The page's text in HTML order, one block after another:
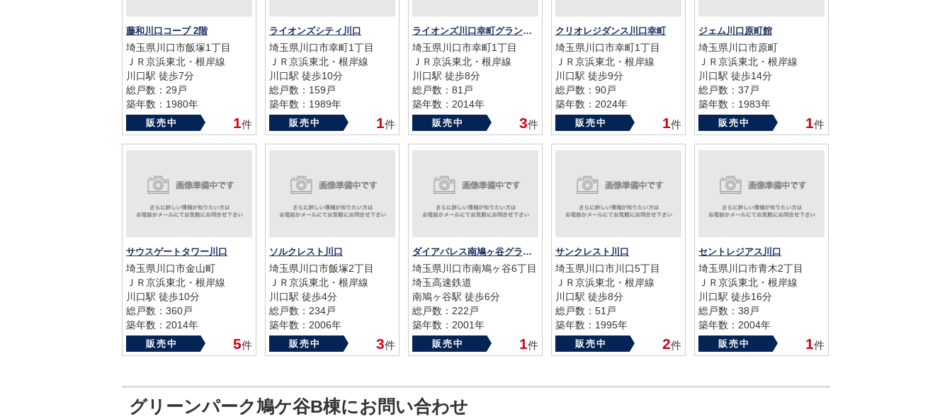
藤和川口コープ 2階
埼玉県川口市飯塚1丁目
ＪＲ京浜東北・根岸線
川口駅 徒歩7分
総戸数：29戸
築年数：1980年
販売中 1件
ライオンズシティ川口
埼玉県川口市幸町1丁目
ＪＲ京浜東北・根岸線
川口駅 徒歩10分
総戸数：159戸
築年数：1989年
販売中 1件
ライオンズ川口幸町グランフォート
埼玉県川口市幸町1丁目
ＪＲ京浜東北・根岸線
川口駅 徒歩8分
総戸数：81戸
築年数：2014年
販売中 3件
クリオレジダンス川口幸町
埼玉県川口市幸町1丁目
ＪＲ京浜東北・根岸線
川口駅 徒歩9分
総戸数：90戸
築年数：2024年
販売中 1件
ジェム川口原町館
埼玉県川口市原町
ＪＲ京浜東北・根岸線
川口駅 徒歩14分
総戸数：37戸
築年数：1983年
販売中 1件
サウスゲートタワー川口
埼玉県川口市金山町
ＪＲ京浜東北・根岸線
川口駅 徒歩10分
総戸数：360戸
築年数：2014年
販売中 5件
ソルクレスト川口
埼玉県川口市飯塚2丁目
ＪＲ京浜東北・根岸線
川口駅 徒歩4分
総戸数：234戸
築年数：2006年
販売中 3件
ダイアパレス南鳩ヶ谷グランエール
埼玉県川口市南鳩ヶ谷6丁目
埼玉高速鉄道
南鳩ヶ谷駅 徒歩6分
総戸数：222戸
築年数：2001年
販売中 1件
サンクレスト川口
埼玉県川口市川口5丁目
ＪＲ京浜東北・根岸線
川口駅 徒歩8分
総戸数：51戸
築年数：1995年
販売中 2件
セントレジアス川口
埼玉県川口市青木2丁目
ＪＲ京浜東北・根岸線
川口駅 徒歩16分
総戸数：38戸
築年数：2004年
販売中 1件
グリーンパーク鳩ケ谷B棟にお問い合わせ